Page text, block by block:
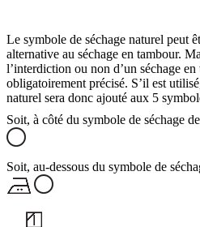
Le symbole de séchage naturel peut
alternative au séchage en tambour.
l’interdiction ou non d’un séchage
obligatoirement précisé. S’il est
naturel sera donc ajouté aux 5
Soit, à côté du symbole de séchage
Soit, au-dessous du symbole de